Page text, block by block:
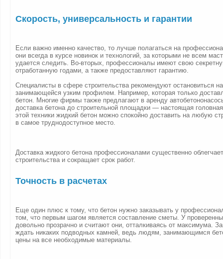
Скорость, универсальность и гарантии
Если важно именно качество, то лучше полагаться на
они всегда в курсе новинок и технологий, за которыми не всем
удается следить. Во-вторых, профессионалы имеют свою
отработанную годами, а также предоставляют гарантию.
Специалисты в сфере строительства рекомендуют остановиться
занимающейся узким профилем. Например, которая только
бетон. Многие фирмы также предлагают в аренду
доставка бетона до строительной площадки — настоящая
этой техники жидкий бетон можно спокойно доставить на любую
в самое труднодоступное место.
Доставка жидкого бетона профессионалами существенно
строительства и сокращает срок работ.
Точность в расчетах
Еще один плюс к тому, что бетон нужно заказывать у
том, что первым шагом является составление сметы. У
довольно прозрачно и считают они, отталкиваясь от максимума.
ждать никаких подводных камней, ведь людям, занимающимся
цены на все необходимые материалы.